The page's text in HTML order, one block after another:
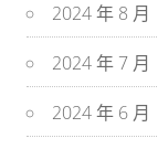
2024 年 8 月
2024 年 7 月
2024 年 6 月